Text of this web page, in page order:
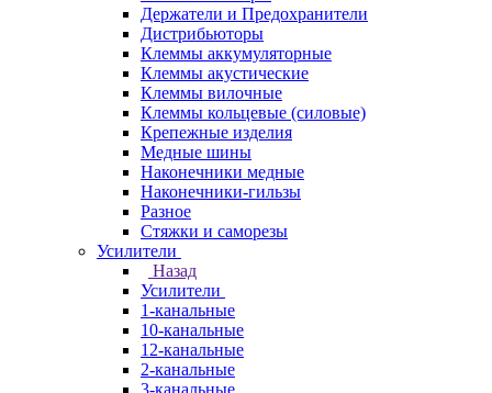
Держатели и Предохранители
Дистрибьюторы
Клеммы аккумуляторные
Клеммы акустические
Клеммы вилочные
Клеммы кольцевые (силовые)
Крепежные изделия
Медные шины
Наконечники медные
Наконечники-гильзы
Разное
Стяжки и саморезы
Усилители
Назад
Усилители
1-канальные
10-канальные
12-канальные
2-канальные
3-канальные